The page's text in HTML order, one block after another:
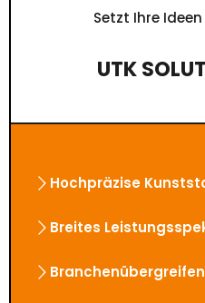
Setzt Ihre
UTK
Hochpräzise
Breites